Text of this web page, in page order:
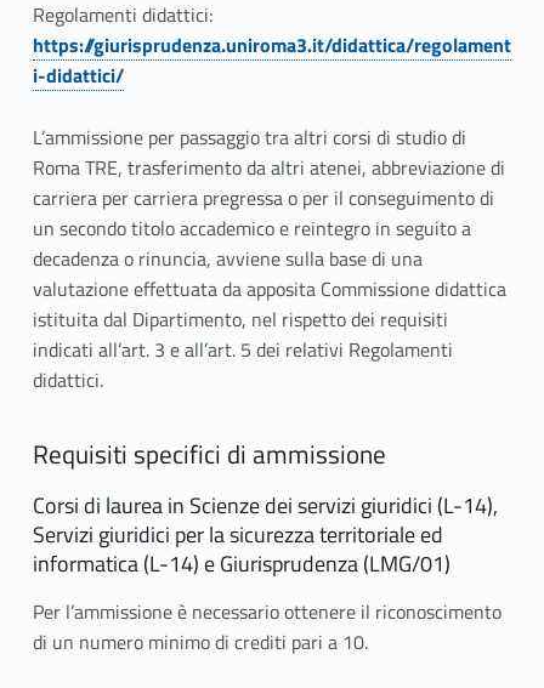
Regolamenti didattici:
https://giurisprudenza.uniroma3.it/didattica/regolament
i-didattici/
L’ammissione per passaggio tra altri corsi di studio di
Roma TRE, trasferimento da altri atenei, abbreviazione di
carriera per carriera pregressa o per il conseguimento di
un secondo titolo accademico e reintegro in seguito a
decadenza o rinuncia, avviene sulla base di una
valutazione effettuata da apposita Commissione didattica
istituita dal Dipartimento, nel rispetto dei requisiti
indicati all’art. 3 e all’art. 5 dei relativi Regolamenti
didattici.
Requisiti specifici di ammissione
Corsi di laurea in Scienze dei servizi giuridici (L-14),
Servizi giuridici per la sicurezza territoriale ed
informatica (L-14) e Giurisprudenza (LMG/01)
Per l’ammissione è necessario ottenere il riconoscimento
di un numero minimo di crediti pari a 10.